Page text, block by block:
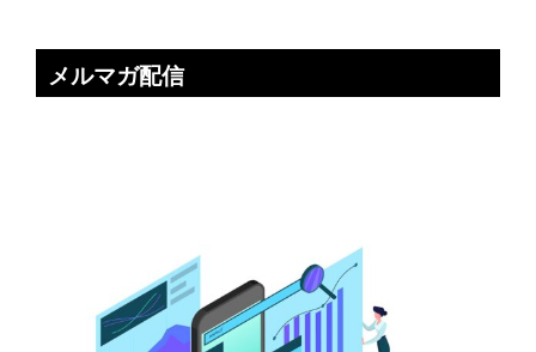
メルマガ配信